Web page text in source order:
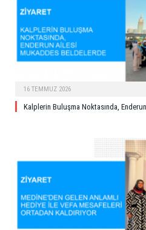
16 TEMMUZ 2026
Kalplerin Buluşma Noktasında,